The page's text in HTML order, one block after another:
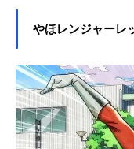
やほレンジャーレ